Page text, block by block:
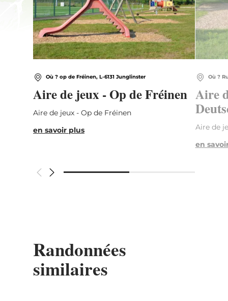
Où ? op de Fréinen, L-6131 Junglinster
Aire de jeux - Op de Fréinen
Aire de jeux - Op de Fréinen
en savoir plus
Où ?
Aire
Aire de
en
Randonnées
similaires